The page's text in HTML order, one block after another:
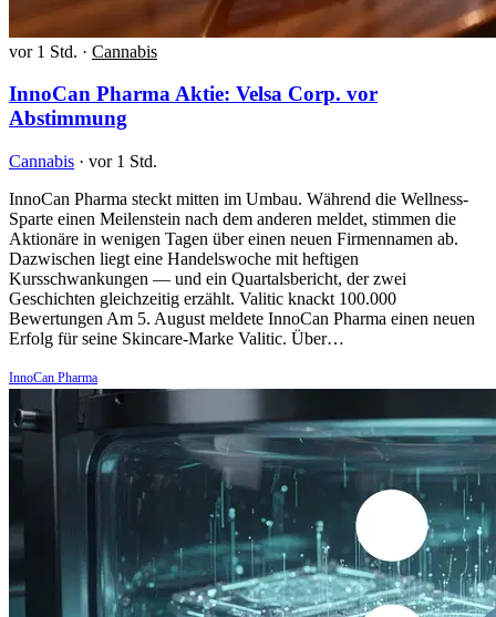
vor 1 Std. · Cannabis
InnoCan Pharma Aktie: Velsa Corp. vor
Abstimmung
Cannabis · vor 1 Std.
InnoCan Pharma steckt mitten im Umbau. Während die Wellness-
Sparte einen Meilenstein nach dem anderen meldet, stimmen die
Aktionäre in wenigen Tagen über einen neuen Firmennamen ab.
Dazwischen liegt eine Handelswoche mit heftigen
Kursschwankungen — und ein Quartalsbericht, der zwei
Geschichten gleichzeitig erzählt. Valitic knackt 100.000
Bewertungen Am 5. August meldete InnoCan Pharma einen neuen
Erfolg für seine Skincare-Marke Valitic. Über…
InnoCan Pharma